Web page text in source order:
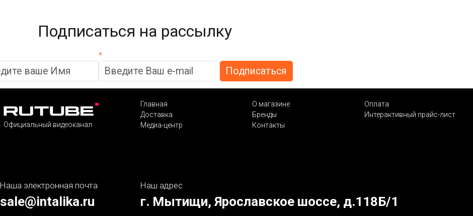
Подписаться на рассылку
*
Официальный видеоканал
Главная О магазине
Оплата
Доставка
Бренды
Интерактивный прайс-лист
Медиа-центр
Контакты
Наша электронная почта
sale@intalika.ru
Наш адрес
г. Мытищи, Ярославское шоссе, д.118Б/1